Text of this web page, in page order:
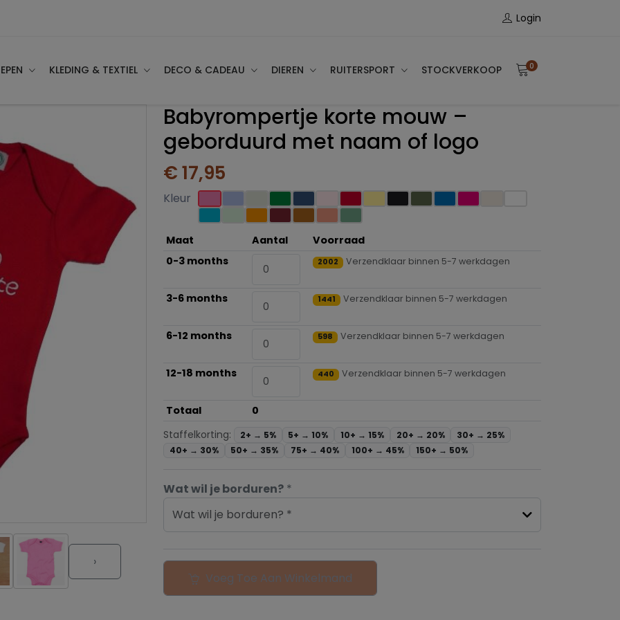
Login
KLEDING & TEXTIEL DECO & CADEAU DIEREN RUITERSPORT STOCKVERKOOP 0
›
Babyrompertje korte mouw –
geborduurd met naam of logo
€ 17,95
Kleur
Maat Aantal
Voorraad
0-3 months
2002 Verzendklaar binnen 5-7 werkdagen
3-6 months 1441 Verzendklaar binnen 5-7 werkdagen
6-12 months 598 Verzendklaar binnen 5-7 werkdagen
12-18 months 440 Verzendklaar binnen 5-7 werkdagen
Totaal
0
Staffelkorting:
2+ → 5% 5+ → 10% 10+ → 15% 20+ → 20% 30+ → 25%
40+ → 30% 50+ → 35% 75+ → 40% 100+ → 45% 150+ → 50%
Wat wil je borduren? *
Wat wil je borduren? *
Voeg Toe Aan Winkelmand